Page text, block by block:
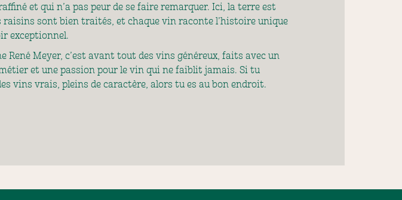
raffiné et qui n’a pas peur de se faire remarquer. Ici, la terre est
raisins sont bien traités, et chaque vin raconte l’histoire unique
exceptionnel.
René Meyer, c’est avant tout des vins généreux, faits avec un
et une passion pour le vin qui ne faiblit jamais. Si tu
vins vrais, pleins de caractère, alors tu es au bon endroit.